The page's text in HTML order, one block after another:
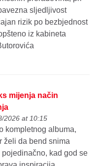
sljedljivost
rizik po bezbjednost
iz kabineta
mijenja način
2026 at 10:15
kompletnog albuma,
želi da bend snima
pojedinačno, kad god se